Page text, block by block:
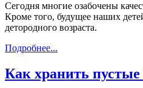
Сегодня многие озабочены
Кроме того, будущее наших
детородного возраста.
Подробнее...
Как хранить пустые